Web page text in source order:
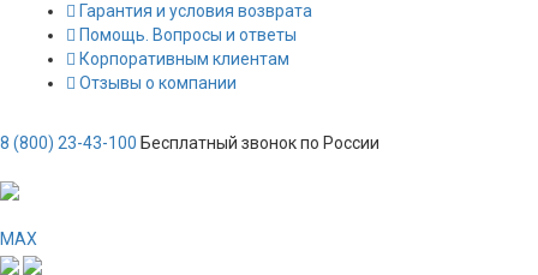
Гарантия и условия возврата
Помощь. Вопросы и ответы
Корпоративным клиентам
Отзывы о компании
8 (800) 23-43-100 Бесплатный звонок по России
MAX